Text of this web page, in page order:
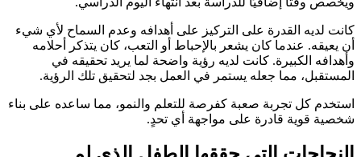
كانت لديه القدرة على التركيز على أهدافه وعدم السماح لأي شيء
أن يعيقه. عندما كان يشعر بالإحباط أو التعب، كان يتذكر أحلامه
وأهدافه الكبيرة. كانت لديه رؤية واضحة لما يريد تحقيقه في
المستقبل، مما جعله يستمر في العمل بجد لتحقيق تلك الرؤية.
استخدم كل تجربة صعبة كفرصة للتعلم والنمو، مما ساعده على بناء
شخصية قوية قادرة على مواجهة أي تحدٍ.